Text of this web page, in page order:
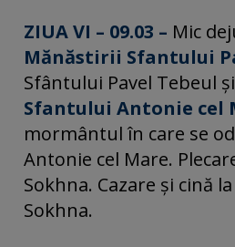
ZIUA VI – 09.03 – Mic
Mănăstirii Sfantului
Sfântului Pavel Tebeul şi
Sfantului Antonie cel
mormântul în care se
Antonie cel Mare.
Sokhna. Cazare și cină
Sokhna.